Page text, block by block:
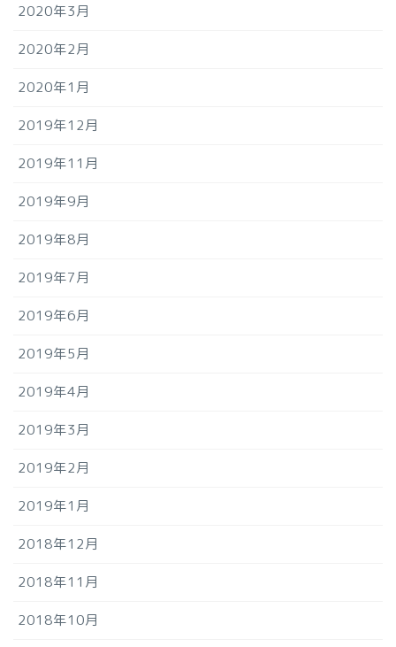
2020年3月
2020年2月
2020年1月
2019年12月
2019年11月
2019年9月
2019年8月
2019年7月
2019年6月
2019年5月
2019年4月
2019年3月
2019年2月
2019年1月
2018年12月
2018年11月
2018年10月